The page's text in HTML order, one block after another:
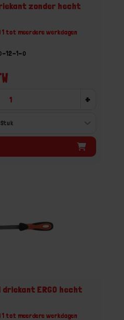
zonder hecht
tot meerdere werkdagen
12-1-0
+
driekant ERGO hecht
tot meerdere werkdagen